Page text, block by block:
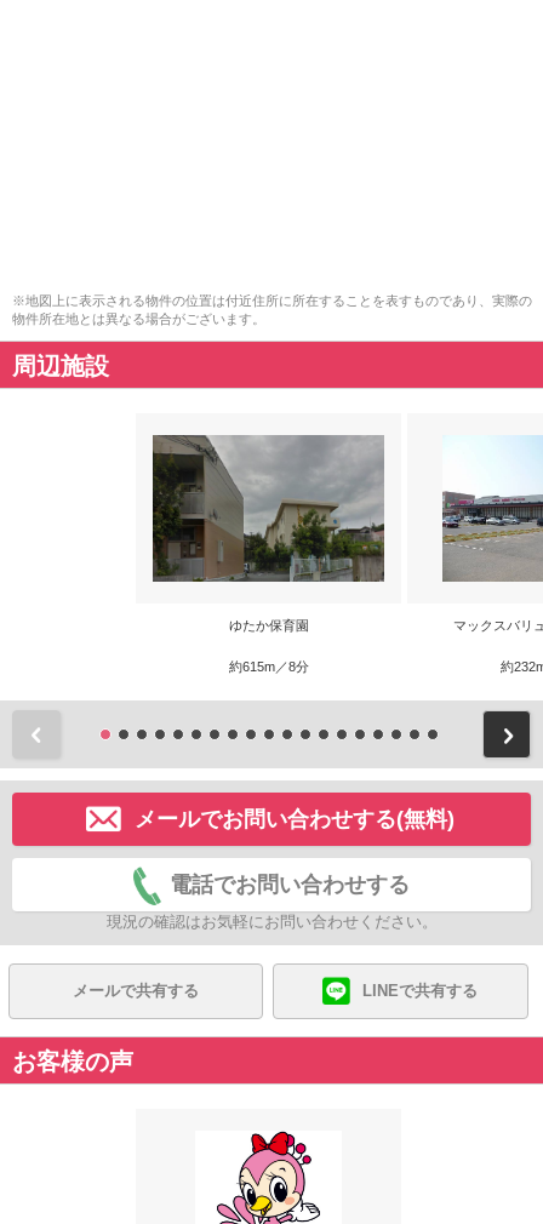
※地図上に表示される物件の位置は付近住所に所在することを表すものであり、実際の
物件所在地とは異なる場合がございます。
周辺施設
ゆたか保育園
約615m／8分
マックスバリ
約
メールでお問い合わせする(無料)
電話でお問い合わせする
現況の確認はお気軽にお問い合わせください。
メールで共有する LINEで共有する
お客様の声